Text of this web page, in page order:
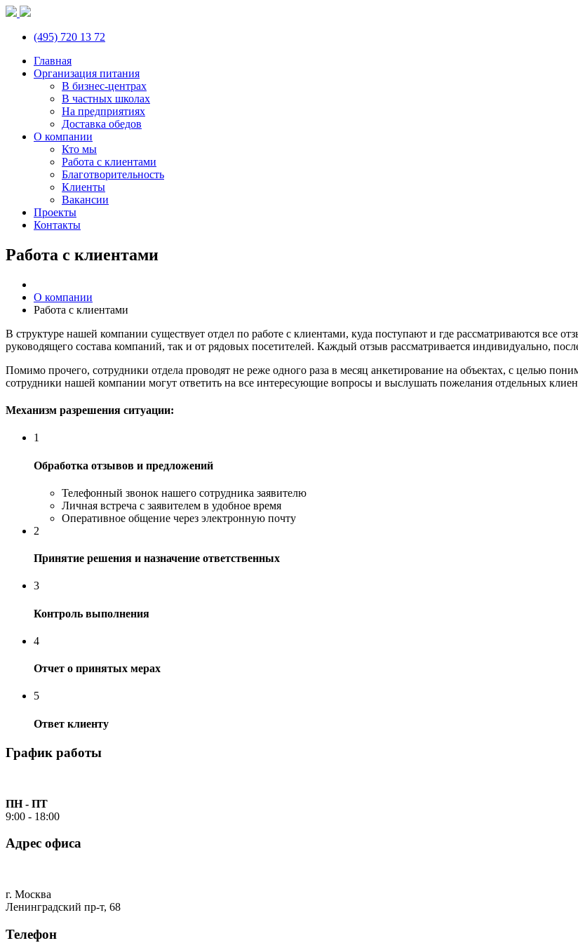
(495) 720 13 72
Главная
Организация питания
В бизнес-центрах
В частных школах
На предприятиях
Доставка обедов
О компании
Кто мы
Работа с клиентами
Благотворительность
Клиенты
Вакансии
Проекты
Контакты
Работа с клиентами
О компании
Работа с клиентами
В структуре нашей компании существует отдел по работе с клиентами, куда поступают и где рассматриваются все
руководящего состава компаний, так и от рядовых посетителей. Каждый отзыв рассматривается индивидуально,
Помимо прочего, сотрудники отдела проводят не реже одного раза в месяц анкетирование на объектах, с целью
сотрудники нашей компании могут ответить на все интересующие вопросы и выслушать пожелания отдельных
Механизм разрешения ситуации:
1
Обработка отзывов и предложений
Телефонный звонок нашего сотрудника заявителю
Личная встреча с заявителем в удобное время
Оперативное общение через электронную почту
2
Принятие решения и назначение ответственных
3
Контроль выполнения
4
Отчет о принятых мерах
5
Ответ клиенту
График работы
ПН - ПТ
9:00 - 18:00
Адрес офиса
г. Москва
Ленинградский пр-т, 68
Телефон